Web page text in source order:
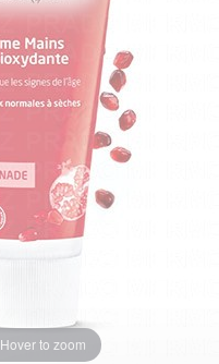
Hover to zoom